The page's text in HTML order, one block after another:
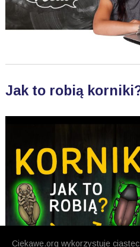
Ciekawe.org wykorzystuje
Jak to robią